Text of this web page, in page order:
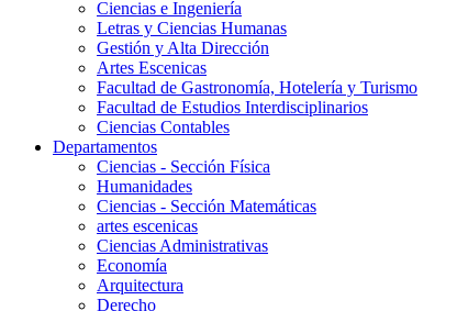
Ciencias e Ingeniería
Letras y Ciencias Humanas
Gestión y Alta Dirección
Artes Escenicas
Facultad de Gastronomía, Hotelería y Turismo
Facultad de Estudios Interdisciplinarios
Ciencias Contables
Departamentos
Ciencias - Sección Física
Humanidades
Ciencias - Sección Matemáticas
artes escenicas
Ciencias Administrativas
Economía
Arquitectura
Derecho